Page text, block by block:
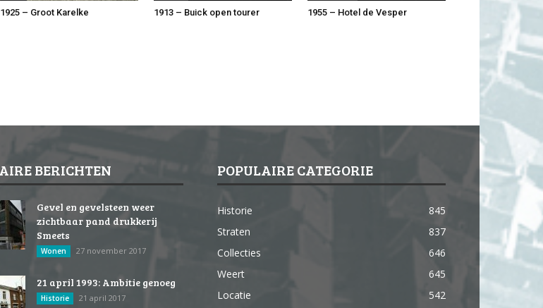
1925 – Groot Karelke 1913 – Buick open tourer 1955 – Hotel de Vesper
BERICHTEN
Gevel en gevelsteen weer
zichtbaar pand drukkerij
Smeets
Wonen 27 november 2017
21 april 1993: Ambitie genoeg
Historie 21 april 2017
POPULAIRE CATEGORIE
Historie
845
Straten
837
Collecties
646
Weert
645
Locatie
542